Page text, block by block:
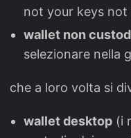
not your keys not
wallet non
selezionare nella
che a loro volta si
wallet desktop (i